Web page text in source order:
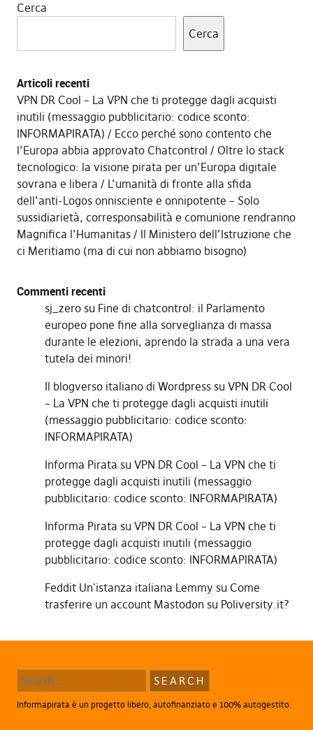
Cerca
Cerca
Articoli recenti
VPN DR Cool – La VPN che ti protegge dagli acquisti
inutili (messaggio pubblicitario: codice sconto:
INFORMAPIRATA)
Ecco perché sono contento che
l’Europa abbia approvato Chatcontrol
Oltre lo stack
tecnologico: la visione pirata per un’Europa digitale
sovrana e libera
L’umanità di fronte alla sfida
dell’anti-Logos onnisciente e onnipotente – Solo
sussidiarietà, corresponsabilità e comunione rendranno
Magnifica l’Humanitas
Il Ministero dell’Istruzione che
ci Meritiamo (ma di cui non abbiamo bisogno)
Commenti recenti
sj_zerosu Fine di chatcontrol: il Parlamento
europeo pone fine alla sorveglianza di massa
durante le elezioni, aprendo la strada a una vera
tutela dei minori!
Il blogverso italiano di Wordpresssu VPN DR Cool
– La VPN che ti protegge dagli acquisti inutili
(messaggio pubblicitario: codice sconto:
INFORMAPIRATA)
Informa Pirata su VPN DR Cool – La VPN che ti
protegge dagli acquisti inutili (messaggio
pubblicitario: codice sconto: INFORMAPIRATA)
Informa Pirata su VPN DR Cool – La VPN che ti
protegge dagli acquisti inutili (messaggio
pubblicitario: codice sconto: INFORMAPIRATA)
Feddit Un'istanza italiana Lemmy su Come
trasferire un account Mastodon su Poliversity.it?
Informapirata è un progetto libero, autofinanziato e 100% autogestito.